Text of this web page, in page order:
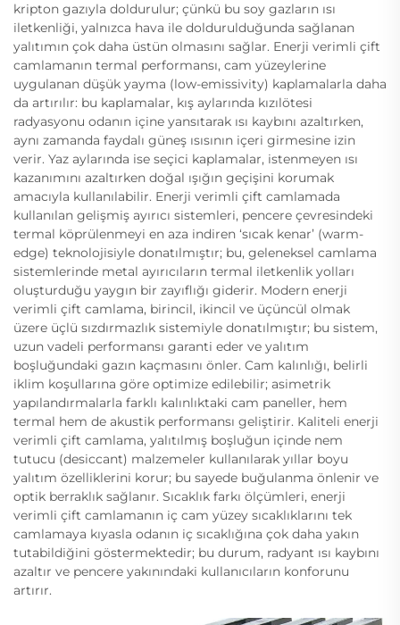
kripton gazıyla doldurulur; çünkü bu soy gazların ısı
iletkenliği, yalnızca hava ile doldurulduğunda sağlanan
yalıtımın çok daha üstün olmasını sağlar. Enerji verimli çift
camlamanın termal performansı, cam yüzeylerine
uygulanan düşük yayma (low-emissivity) kaplamalarla daha
da artırılır: bu kaplamalar, kış aylarında kızılötesi
radyasyonu odanın içine yansıtarak ısı kaybını azaltırken,
aynı zamanda faydalı güneş ısısının içeri girmesine izin
verir. Yaz aylarında ise seçici kaplamalar, istenmeyen ısı
kazanımını azaltırken doğal ışığın geçişini korumak
amacıyla kullanılabilir. Enerji verimli çift camlamada
kullanılan gelişmiş ayırıcı sistemleri, pencere çevresindeki
termal köprülenmeyi en aza indiren ‘sıcak kenar’ (warm-
edge) teknolojisiyle donatılmıştır; bu, geleneksel camlama
sistemlerinde metal ayırıcıların termal iletkenlik yolları
oluşturduğu yaygın bir zayıflığı giderir. Modern enerji
verimli çift camlama, birincil, ikincil ve üçüncül olmak
üzere üçlü sızdırmazlık sistemiyle donatılmıştır; bu sistem,
uzun vadeli performansı garanti eder ve yalıtım
boşluğundaki gazın kaçmasını önler. Cam kalınlığı, belirli
iklim koşullarına göre optimize edilebilir; asimetrik
yapılandırmalarla farklı kalınlıktaki cam paneller, hem
termal hem de akustik performansı geliştirir. Kaliteli enerji
verimli çift camlama, yalıtılmış boşluğun içinde nem
tutucu (desiccant) malzemeler kullanılarak yıllar boyu
yalıtım özelliklerini korur; bu sayede buğulanma önlenir ve
optik berraklık sağlanır. Sıcaklık farkı ölçümleri, enerji
verimli çift camlamanın iç cam yüzey sıcaklıklarını tek
camlamaya kıyasla odanın iç sıcaklığına çok daha yakın
tutabildiğini göstermektedir; bu durum, radyant ısı kaybını
azaltır ve pencere yakınındaki kullanıcıların konforunu
artırır.